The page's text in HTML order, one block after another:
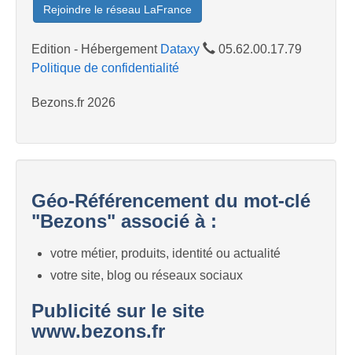
Rejoindre le réseau LaFrance
Edition - Hébergement Dataxy
05.62.00.17.79
Politique de confidentialité
Bezons.fr 2026
Géo-Référencement du mot-clé
"Bezons" associé à :
votre métier, produits, identité ou actualité
votre site, blog ou réseaux sociaux
Publicité sur le site
www.bezons.fr